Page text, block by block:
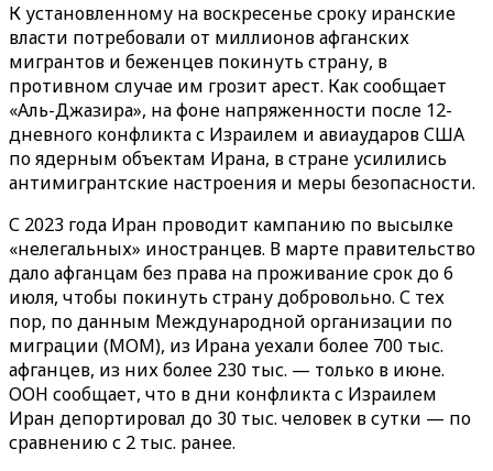
К установленному на воскресенье сроку иранские
власти потребовали от миллионов афганских
мигрантов и беженцев покинуть страну, в
противном случае им грозит арест. Как сообщает
«Аль-Джазира», на фоне напряженности после 12-
дневного конфликта с Израилем и авиаударов США
по ядерным объектам Ирана, в стране усилились
антимигрантские настроения и меры безопасности.
С 2023 года Иран проводит кампанию по высылке
«нелегальных» иностранцев. В марте правительство
дало афганцам без права на проживание срок до 6
июля, чтобы покинуть страну добровольно. С тех
пор, по данным Международной организации по
миграции (МОМ), из Ирана уехали более 700 тыс.
афганцев, из них более 230 тыс. — только в июне.
ООН сообщает, что в дни конфликта с Израилем
Иран депортировал до 30 тыс. человек в сутки — по
сравнению с 2 тыс. ранее.